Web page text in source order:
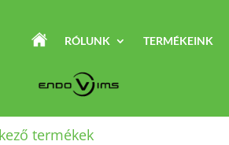
RÓLUNK TERMÉKEINK
termékek